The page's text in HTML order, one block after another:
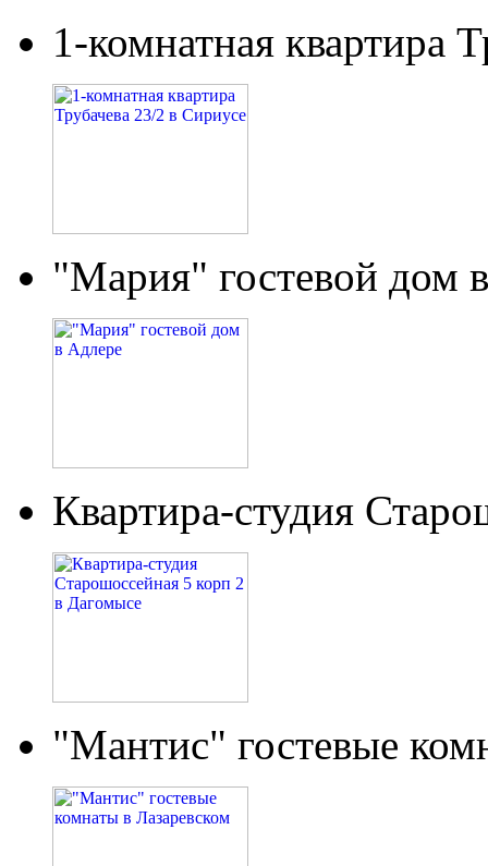
1-комнатная квартира
"Мария" гостевой дом
Квартира-студия
"Мантис" гостевые